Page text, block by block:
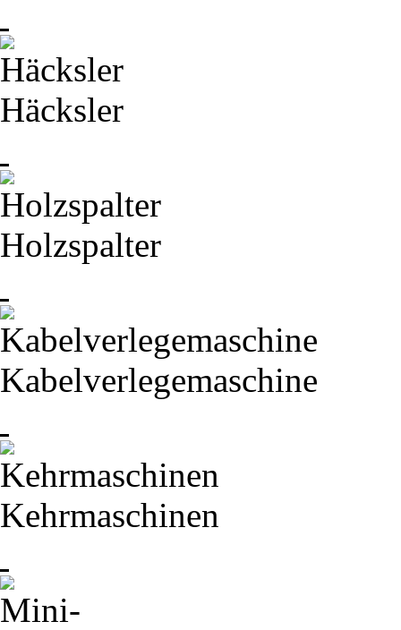
Häcksler
Holzspalter
Kabelverlegemaschine
Kehrmaschinen